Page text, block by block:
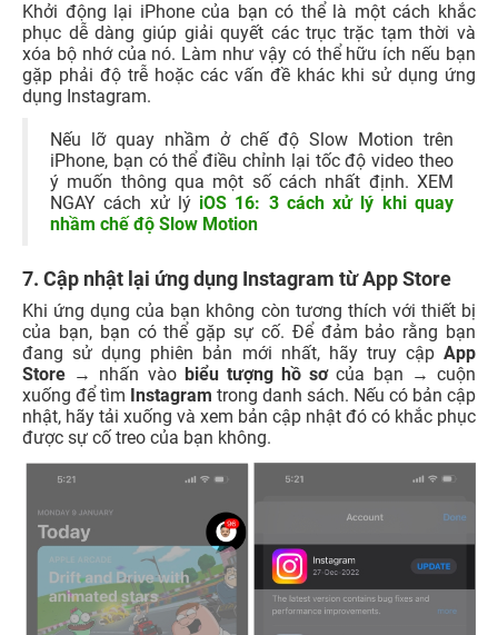
Khởi động lại iPhone của bạn có thể là một cách khắc
phục dễ dàng giúp giải quyết các trục trặc tạm thời và
xóa bộ nhớ của nó. Làm như vậy có thể hữu ích nếu bạn
gặp phải độ trễ hoặc các vấn đề khác khi sử dụng ứng
dụng Instagram.
Nếu lỡ quay nhầm ở chế độ Slow Motion trên
iPhone, bạn có thể điều chỉnh lại tốc độ video theo
ý muốn thông qua một số cách nhất định. XEM
NGAY cách xử lý iOS 16: 3 cách xử lý khi quay
nhầm chế độ Slow Motion
7. Cập nhật lại ứng dụng Instagram từ App Store
Khi ứng dụng của bạn không còn tương thích với thiết bị
của bạn, bạn có thể gặp sự cố. Để đảm bảo rằng bạn
đang sử dụng phiên bản mới nhất, hãy truy cập App
Store → nhấn vào biểu tượng hồ sơcủa bạn → cuộn
xuống để tìm Instagram trong danh sách. Nếu có bản cập
nhật, hãy tải xuống và xem bản cập nhật đó có khắc phục
được sự cố treo của bạn không.